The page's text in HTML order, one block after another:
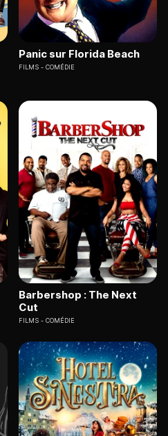
Panic sur Florida Beach
FILMS COMÉDIE
Barbershop : The Next
Cut
FILMS COMÉDIE